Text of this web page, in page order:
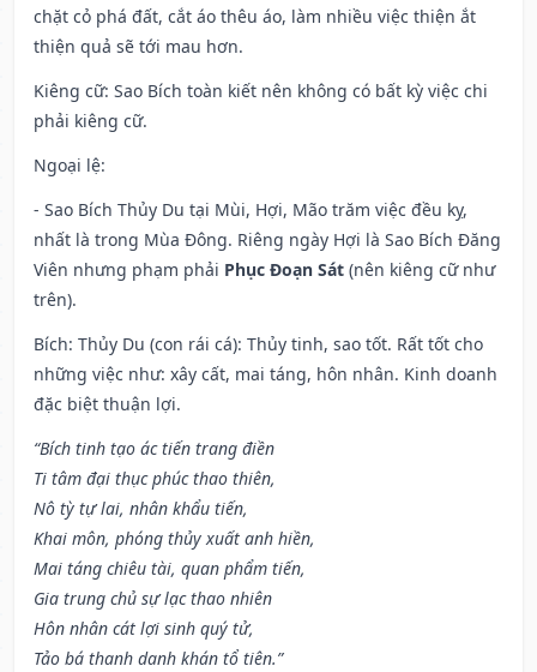
chặt cỏ phá đất, cắt áo thêu áo, làm nhiều việc thiện ắt
thiện quả sẽ tới mau hơn.
Kiêng cữ: Sao Bích toàn kiết nên không có bất kỳ việc chi
phải kiêng cữ.
Ngoại lệ:
- Sao Bích Thủy Du tại Mùi, Hợi, Mão trăm việc đều kỵ,
nhất là trong Mùa Đông. Riêng ngày Hợi là Sao Bích Đăng
Viên nhưng phạm phải Phục Đoạn Sát (nên kiêng cữ như
trên).
Bích: Thủy Du (con rái cá): Thủy tinh, sao tốt. Rất tốt cho
những việc như: xây cất, mai táng, hôn nhân. Kinh doanh
đặc biệt thuận lợi.
“Bích tinh tạo ác tiến trang điền
Ti tâm đại thục phúc thao thiên,
Nô tỳ tự lai, nhân khẩu tiến,
Khai môn, phóng thủy xuất anh hiền,
Mai táng chiêu tài, quan phẩm tiến,
Gia trung chủ sự lạc thao nhiên
Hôn nhân cát lợi sinh quý tử,
Tảo bá thanh danh khán tổ tiên.”